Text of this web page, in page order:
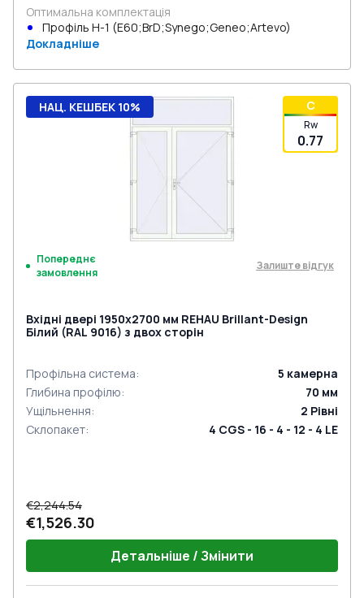
Оптимальна комплектація
Профіль Н-1 (E60;BrD;Synego;Geneo;Artevo)
Докладніше
C
Rw
0.77
НАЦ. КЕШБЕК 10%
Попереднє
замовлення
Залиште відгук
Вхідні двері 1950x2700 мм REHAU Brillant-Design
Білий (RAL 9016) з двох сторін
Профільна система: 5 камерна
Глибина профілю: 70 мм
Ущільнення: 2 Рівні
Склопакет: 4 CGS - 16 - 4 - 12 - 4 LE
€2,244.54
€1,526.30
Детальніше / Змінити